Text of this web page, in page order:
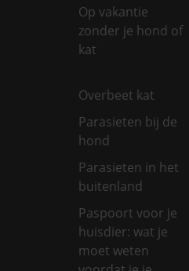
Op vakantie
zonder je hond of
kat
Overbeet kat
Parasieten bij de
hond
Parasieten in het
buitenland
Paspoort voor je
huisdier: wat je
moet weten